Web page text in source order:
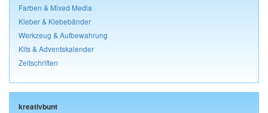
Farben & Mixed Media
Kleber & Klebebänder
Werkzeug & Aufbewahrung
Kits & Adventskalender
Zeitschriften
kreativbunt